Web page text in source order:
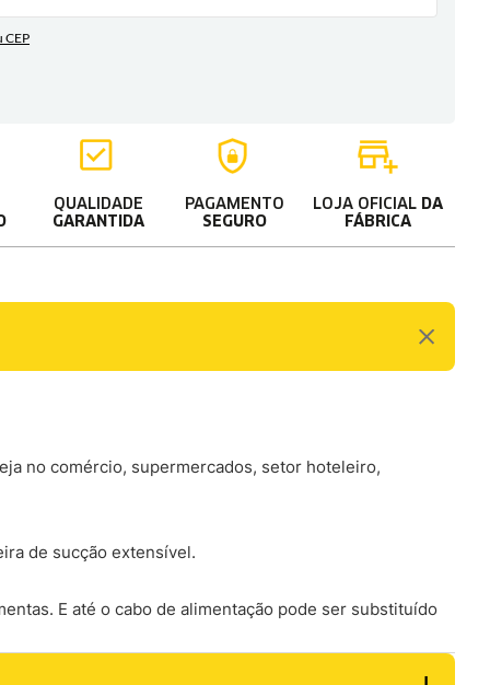
QUALIDADE
GARANTIDA
PAGAMENTO
SEGURO
LOJA OFICIAL DA
FÁBRICA
no comércio, supermercados, setor hoteleiro,
de sucção extensível.
E até o cabo de alimentação pode ser substituído